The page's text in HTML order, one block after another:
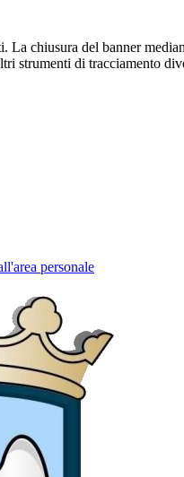
La chiusura del banner
strumenti di tracciamento
personale